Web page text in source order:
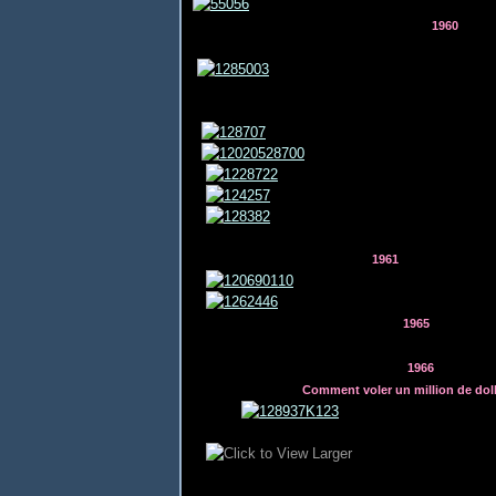
1960
1961
1965
1966
Comment voler un million de